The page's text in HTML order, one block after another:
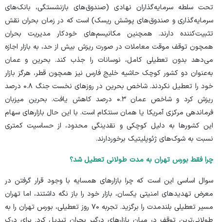
تحت سلطه سرمایه‌گذاران نهادی (صندوق‌های بازنشستگی، بانک‌های
سرمایه‌گذاری و صندوق‌های پوشش ریسک) است که در زمان بحران نقش
تثبیت‌کننده دارند. همچنین مکانیسم‌های خودکار مدیریت بحران
همچون توقف موقت معاملات در صورت ریزش بیش از حد، به بازار اجازه
می‌دهد بدون تعطیلی کامل، نوسانات را جذب کند. بحرین و عمان
به‌عنوان دو کشور کوچک حاشیه خلیج فارس نیز همچون قطر، هرگز بازار
خود را تعطیل نکردند. شاخص بحرین در روز‌های نخست جنگ ۰.۸ درصد
ریزش کرد و شاخص عمان ۰.۳ درصد کاهش یافت. بحرین میزبان
فرماندهی مرکزی آمریکا یا همان سنتکام است. با این حال بازار‌های سهام
این کشور‌ها به دلیل کوچکی و نقدینگی محدود، از حساسیت کمتری
نسبت به شوک‌های ژئوپلیتیک برخوردارند.
چرا فقط بورس تهران به مدت طولانی تعطیل شد؟
سوال اساسی این است که چرا بازار‌های همسایه با وجود قرار گرفتن در
معرض تهدید‌های امنیتی یکسان، بازار خود را باز نگه داشتند، اما تهران
مسیر تعطیلی بلندمدت را برگزید. تجربه ۷۰ روز تعطیلی، بورس تهران را به